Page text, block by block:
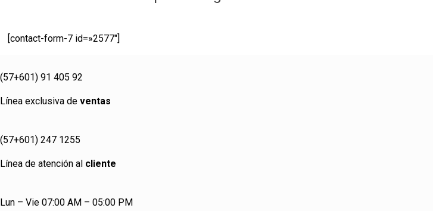
[contact-form-7 id=»2577″]
(57+601) 91 405 92
Línea exclusiva de ventas
(57+601) 247 1255
Línea de atención al cliente
Lun – Vie 07:00 AM – 05:00 PM